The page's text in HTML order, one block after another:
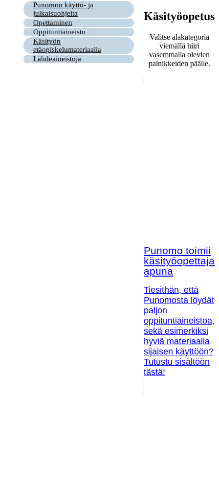
Punomon käyttö- ja
julkaisuohjeita
Opettaminen
Oppituntiaineisto
Käsityön
etäopiskelumateriaalia
Lähdeaineistoja
Käsityöopetus
Valitse alakategoria
viemällä hiiri
vasemmalla olevien
painikkeiden päälle.
Punomo toimii
apuna
Tiesithän, että
Punomosta löydät
paljon
oppituntiaineistoa,
sekä esimerkiksi
hyviä materiaalia
sijaisen käyttöön?
Tutustu sisältöön
tästä!